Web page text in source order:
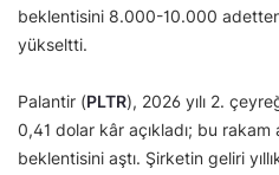
beklentisini 8.000-10.000
yükseltti.
Palantir (PLTR), 2026 yılı 2.
0,41 dolar kâr açıkladı; bu
beklentisini aştı. Şirketin geliri